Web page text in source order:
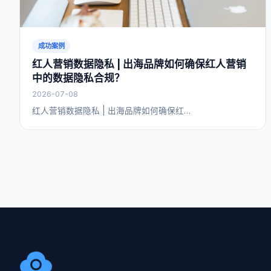
成功案例
红人营销数据隐私 | 出海品牌如何确保红人营销
中的数据隐私合规？
2026-07-08
红人营销数据隐私 | 出海品牌如何确保红…